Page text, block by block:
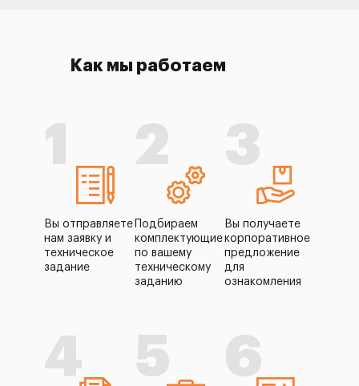
Как мы работаем
1
Вы отправляете
нам заявку и
техническое
задание
2
Подбираем
комплектующие
по вашему
техническому
заданию
3
Вы получаете
корпоративное
предложение
для
ознакомления
4 5 6